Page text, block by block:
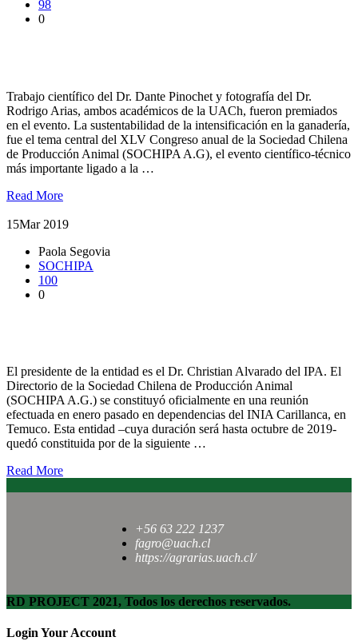
98
0
Trabajo científico del Dr. Dante Pinochet y fotografía del Dr.
Rodrigo Arias, ambos académicos de la UACh, fueron premiados
en el evento. La sustentabilidad de la intensificación en la ganadería,
fue el tema central del XLV Congreso anual de la Sociedad Chilena
de Producción Animal (SOCHIPA A.G), el evento científico-técnico
más importante ligado a la …
Read More
15Mar 2019
Paola Segovia
SOCHIPA
100
0
El presidente de la entidad es el Dr. Christian Alvarado del IPA. El
Directorio de la Sociedad Chilena de Producción Animal
(SOCHIPA A.G.) se constituyó oficialmente en una reunión
efectuada en enero pasado en dependencias del INIA Carillanca, en
Temuco. Esta entidad –cuya duración será hasta octubre de 2019-
quedó constituida por de la siguiente …
Read More
+56 63 222 1237
fagro@uach.cl
https://agrarias.uach.cl/
RD PROJECT 2021, Todos los derechos reservados.
Login Your Account